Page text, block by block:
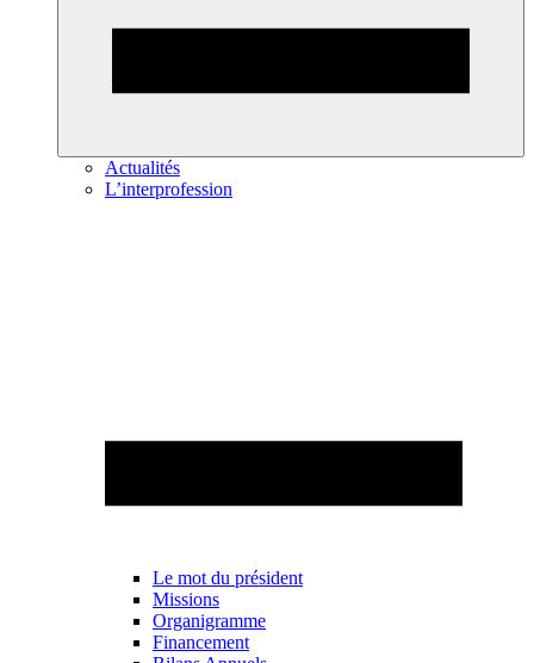
Actualités
L’interprofession
Le mot du président
Missions
Organigramme
Financement